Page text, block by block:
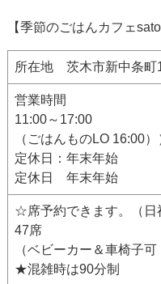
【季節のごはんカフェ
所在地 茨木市新中条町
営業時間
11:00～17:00
（ごはんものLO 16:00）
定休日：年末年始
定休日 年末年始
☆席予約できます。（日
47席
（ベビーカー＆車椅子
★混雑時は90分制